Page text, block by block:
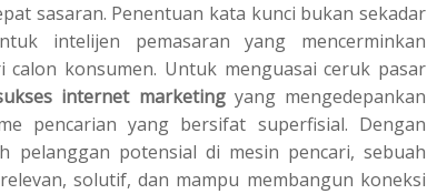
sasaran. Penentuan kata kunci bukan sekadar
intelijen pemasaran yang mencerminkan
konsumen. Untuk menguasai ceruk pasar
internet marketing yang mengedepankan
pencarian yang bersifat superfisial. Dengan
pelanggan potensial di mesin pencari, sebuah
solutif, dan mampu membangun koneksi